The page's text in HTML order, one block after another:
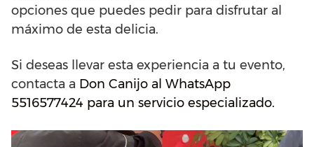
opciones que puedes pedir para disfrutar al
máximo de esta delicia.
Si deseas llevar esta experiencia a tu evento,
contacta a Don Canijo al WhatsApp
5516577424 para un servicio especializado.